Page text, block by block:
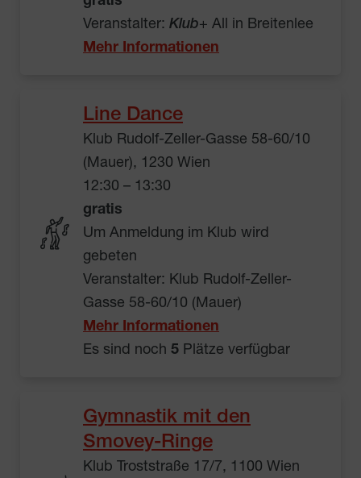
Veranstalter: Klub+ All in Breitenlee
Mehr Informationen
Line Dance
Klub Rudolf-Zeller-Gasse 58-60/10
(Mauer), 1230 Wien
12:30 – 13:30
gratis
Um Anmeldung im Klub wird
gebeten
Veranstalter: Klub Rudolf-Zeller-
Gasse 58-60/10 (Mauer)
Mehr Informationen
Es sind noch 5 Plätze verfügbar
Gymnastik mit den
Smovey-Ringe
Klub Troststraße 17/7, 1100 Wien